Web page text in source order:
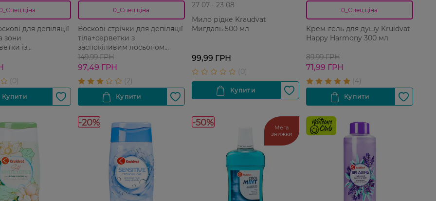
для депіляції
зони
із
лосьйоном
шт
0_Спец.ціна
Воскові стрічки для депіляції
тіла+серветки з
заспокіливим лосьоном
Kruidvat 20+4 шт
149,99 ГРН
97,49 ГРН
27 07 - 23 08
Мило рідке Kraudvat
Мигдаль 500 мл
99,99 ГРН
0_Спец.ціна
Крем-гель для душу Kruidvat
Happy Harmony 300 мл
89,99 ГРН
71,99 ГРН
-20% -50%
Мега
знижки